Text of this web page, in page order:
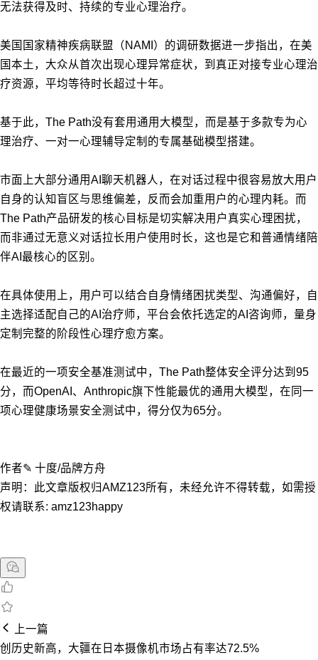
无法获得及时、持续的专业心理治疗。
美国国家精神疾病联盟（NAMI）的调研数据进一步指出，在美
国本土，大众从首次出现心理异常症状，到真正对接专业心理治
疗资源，平均等待时长超过十年。
基于此，The Path没有套用通用大模型，而是基于多款专为心
理治疗、一对一心理辅导定制的专属基础模型搭建。
市面上大部分通用AI聊天机器人，在对话过程中很容易放大用户
自身的认知盲区与思维偏差，反而会加重用户的心理内耗。 而
The Path产品研发的核心目标是切实解决用户真实心理困扰，
而非通过无意义对话拉长用户使用时长，这也是它和普通情绪陪
伴AI最核心的区别。
在具体使用上，用户可以结合自身情绪困扰类型、沟通偏好，自
主选择适配自己的AI治疗师，平台会依托选定的AI咨询师，量身
定制完整的阶段性心理疗愈方案。
在最近的一项安全基准测试中，The Path整体安全评分达到95
分，而OpenAI、Anthropic旗下性能最优的通用大模型，在同一
项心理健康场景安全测试中，得分仅为65分。
作者✎ 十度/品牌方舟
声明：此文章版权归AMZ123所有，未经允许不得转载，如需授
权请联系: amz123happy
上一篇
创历史新高，大疆在日本摄像机市场占有率达72.5%